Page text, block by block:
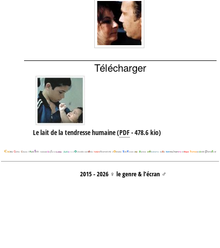
Télécharger
Le lait de la tendresse humaine(PDF-478.6 kio)
2015 - 2026 ♀ le genre & l’écran ♂